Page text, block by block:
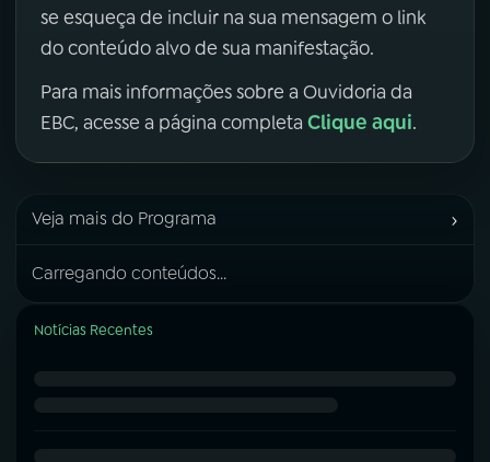
se esqueça de incluir na sua mensagem o link
do conteúdo alvo de sua manifestação.
Para mais informações sobre a Ouvidoria da
EBC, acesse a página completa Clique aqui.
Veja mais do Programa ›
Carregando conteúdos...
Notícias Recentes